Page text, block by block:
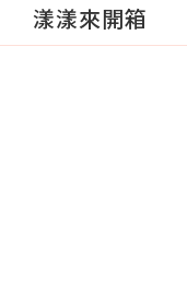
漾漾來開箱